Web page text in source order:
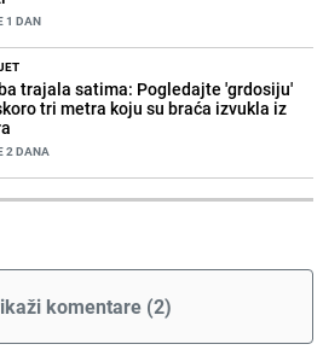
1 DAN
trajala satima: Pogledajte 'grdosiju'
tri metra koju su braća izvukla iz
2 DANA
komentare (2)